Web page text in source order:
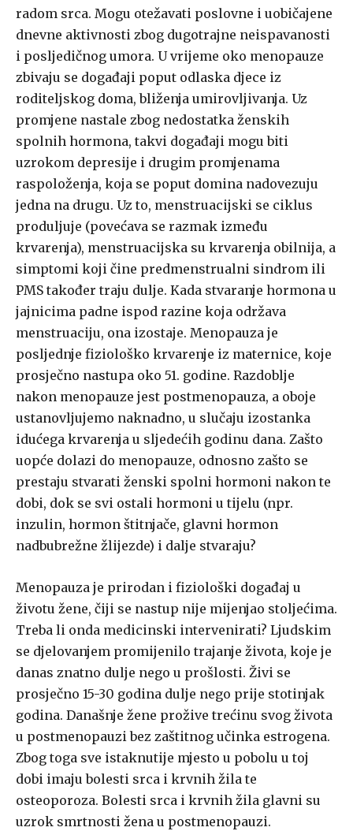
radom srca. Mogu otežavati poslovne i uobičajene
dnevne aktivnosti zbog dugotrajne neispavanosti
i posljedičnog umora. U vrijeme oko menopauze
zbivaju se događaji poput odlaska djece iz
roditeljskog doma, bliženja umirovljivanja. Uz
promjene nastale zbog nedostatka ženskih
spolnih hormona, takvi događaji mogu biti
uzrokom depresije i drugim promjenama
raspoloženja, koja se poput domina nadovezuju
jedna na drugu. Uz to, menstruacijski se ciklus
produljuje (povećava se razmak između
krvarenja), menstruacijska su krvarenja obilnija, a
simptomi koji čine predmenstrualni sindrom ili
PMS također traju dulje. Kada stvaranje hormona u
jajnicima padne ispod razine koja održava
menstruaciju, ona izostaje. Menopauza je
posljednje fiziološko krvarenje iz maternice, koje
prosječno nastupa oko 51. godine. Razdoblje
nakon menopauze jest postmenopauza, a oboje
ustanovljujemo naknadno, u slučaju izostanka
idućega krvarenja u sljedećih godinu dana. Zašto
uopće dolazi do menopauze, odnosno zašto se
prestaju stvarati ženski spolni hormoni nakon te
dobi, dok se svi ostali hormoni u tijelu (npr.
inzulin, hormon štitnjače, glavni hormon
nadbubrežne žlijezde) i dalje stvaraju?
Menopauza je prirodan i fiziološki događaj u
životu žene, čiji se nastup nije mijenjao stoljećima.
Treba li onda medicinski intervenirati? Ljudskim
se djelovanjem promijenilo trajanje života, koje je
danas znatno dulje nego u prošlosti. Živi se
prosječno 15-30 godina dulje nego prije stotinjak
godina. Današnje žene prožive trećinu svog života
u postmenopauzi bez zaštitnog učinka estrogena.
Zbog toga sve istaknutije mjesto u pobolu u toj
dobi imaju bolesti srca i krvnih žila te
osteoporoza. Bolesti srca i krvnih žila glavni su
uzrok smrtnosti žena u postmenopauzi.